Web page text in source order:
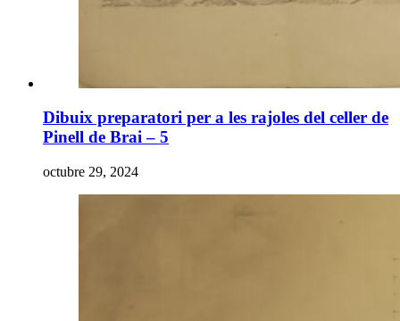
Dibuix preparatori per a les rajoles del celler de
Pinell de Brai – 5
octubre 29, 2024